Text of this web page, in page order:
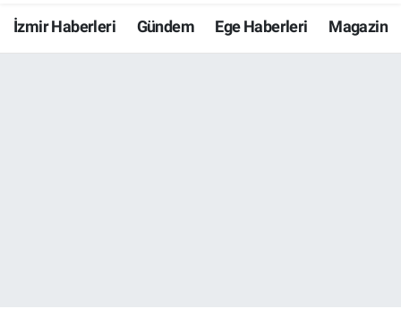
İzmir Haberleri Gündem Ege Haberleri Magazin
Resmi İlanlar